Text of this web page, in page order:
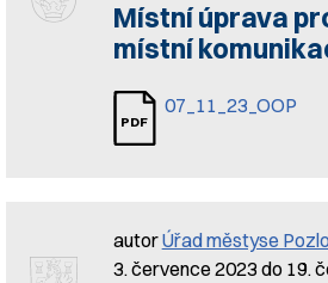
Místní úprava
místní
07_11_23_OOP
autorÚřad městyse
3. července 2023 do 19.